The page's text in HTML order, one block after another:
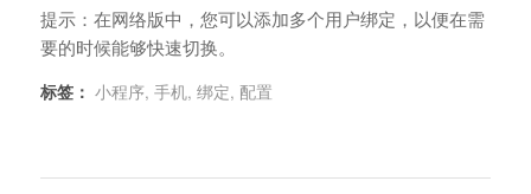
提示：在网络版中，您可以添加多个用户绑定，以便在需
要的时候能够快速切换。
标签： 小程序, 手机, 绑定, 配置